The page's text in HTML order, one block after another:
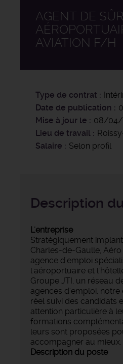
AGENT DE
AVIATION F/H
Type de contrat
Date de publication
Mise à jour le
08/04/
Lieu de travail
Salaire
Selon profil
Description
L'entreprise
Stratégiquement
Charles-de-Gaulle,
agence d'emploi
l'aéroportuaire et
Groupe JTI, un réseau
agences d'emploi,
réel suivi des candidats
attention particulière à
formations
leurs sont proposées
accompagner au mieux.
Description du poste